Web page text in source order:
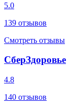
5.0
139 отзывов
Смотреть отзывы
СберЗдоровье
4.8
140 отзывов